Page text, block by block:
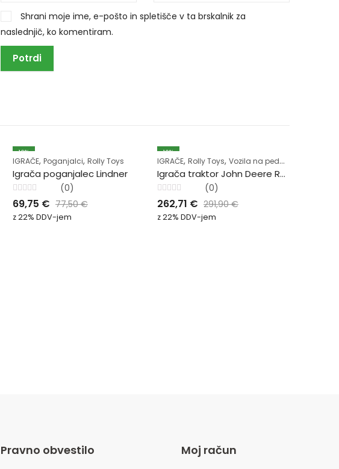
Shrani moje ime, e-pošto in spletišče v ta brskalnik za
naslednjič, ko komentiram.
10%
IGRAČE, Poganjalci, Rolly Toys
Igrača poganjalec Lindner
Ocenjeno
0
od
5
(0)
69,75 € 77,50€
z 22% DDV-jem
10%
IGRAČE, Rolly Toys, Vozila na pedala
Igrača traktor John Deere Rovokopač
Ocenjeno
0
od
5
(0)
262,71 € 291,90€
z 22% DDV-jem
Pravno obvestilo Moj račun